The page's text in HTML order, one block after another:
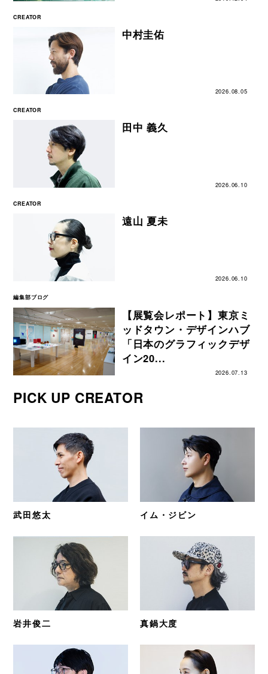
CREATOR
中村圭佑
2026.08.05
編集部ブログ
【展覧会レポート】東京ミ
ッドタウン・デザインハブ
「日本のグラフィックデザ
イン20...
2026.07.13
CREATOR
田中 義久
2026.06.10
CREATOR
遠⼭ 夏未
2026.06.10
PICK UP CREATOR
武田悠太 イム・ジビン
岩井俊二 真鍋大度